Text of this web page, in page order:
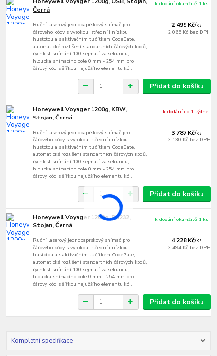
Černá
Ruční laserový jednopaprskový snímač pro
čárového kódy s vysokou, střední i nízkou
hustotou a s aktivačním tlačítkem CodeGate,
automatické rozlišení standartních čárových kódů,
rychlost snímání 100 sejmutí za sekundu,
hloubka snímacího pole 0 mm - 254 mm pro
čárový kód s šířkou nejužšího elementu kó...
2 499 Kč/ks
2 065 Kč bez DPH
k dodání okamžitě 1 ks
Přidat do košíku
Honeywell Voyager 1200g, KBW,
Stojan, Černá
Ruční laserový jednopaprskový snímač pro
čárového kódy s vysokou, střední i nízkou
hustotou a s aktivačním tlačítkem CodeGate,
automatické rozlišení standartních čárových kódů,
rychlost snímání 100 sejmutí za sekundu,
hloubka snímacího pole 0 mm - 254 mm pro
čárový kód s šířkou nejužšího elementu kó...
3 787 Kč/ks
3 130 Kč bez DPH
k dodání do 1 týdne
Přidat do košíku
Honeywell Voyager 1200g, RS232,
Stojan, Černá
Ruční laserový jednopaprskový snímač pro
čárového kódy s vysokou, střední i nízkou
hustotou a s aktivačním tlačítkem CodeGate,
automatické rozlišení standartních čárových kódů,
rychlost snímání 100 sejmutí za sekundu,
hloubka snímacího pole 0 mm - 254 mm pro
čárový kód s šířkou nejužšího elementu kó...
4 228 Kč/ks
3 494 Kč bez DPH
k dodání okamžitě 1 ks
Přidat do košíku
Kompletní specifikace